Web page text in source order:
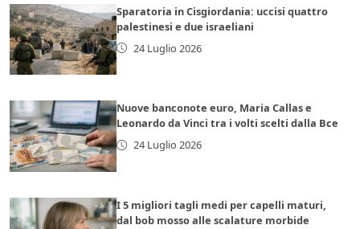
Sparatoria in Cisgiordania: uccisi quattro
palestinesi e due israeliani
24 Luglio 2026
Nuove banconote euro, Maria Callas e
Leonardo da Vinci tra i volti scelti dalla Bce
24 Luglio 2026
I 5 migliori tagli medi per capelli maturi,
dal bob mosso alle scalature morbide